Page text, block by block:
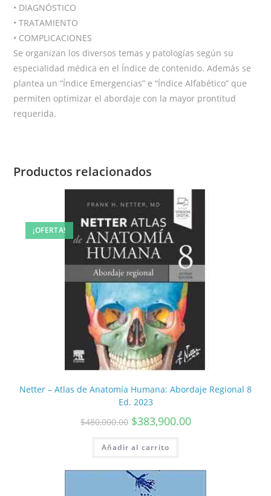
• DIAGNÓSTICO
• TRATAMIENTO
• COMPLICACIONES
Se organizan los diversos temas y patologías según su
especialidad médica en el Índice de contenido. Además se
plantea un “Índice Emergencias” e “Índice Alfabético” que
permiten optimizar el abordaje con la mayor prontitud
requerida.
Productos relacionados
¡OFERTA!
Netter – Atlas de Anatomía Humana: Abordaje Regional 8
Ed. 2023
$480,000.00 $383,900.00
Añadir al carrito